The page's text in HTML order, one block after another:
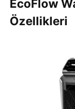
EcoFlow
Özellikleri